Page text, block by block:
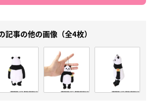
記事の他の画像（全4枚）